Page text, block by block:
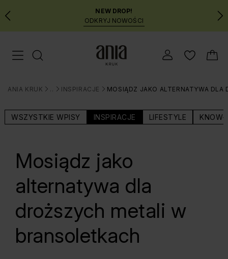
Przejdź
do
MENU
NEW DROP!
ODKRYJ NOWOŚCI
Menu mobilne
ANIA KRUK
>
BLOG
>
INSPIRACJE
>
MOSIĄDZ JAKO ALTERNATYWA DLA
WSZYSTKIE WPISY INSPIRACJE LIFESTYLE KNOW-
Mosiądz jako
alternatywa dla
droższych metali w
bransoletkach